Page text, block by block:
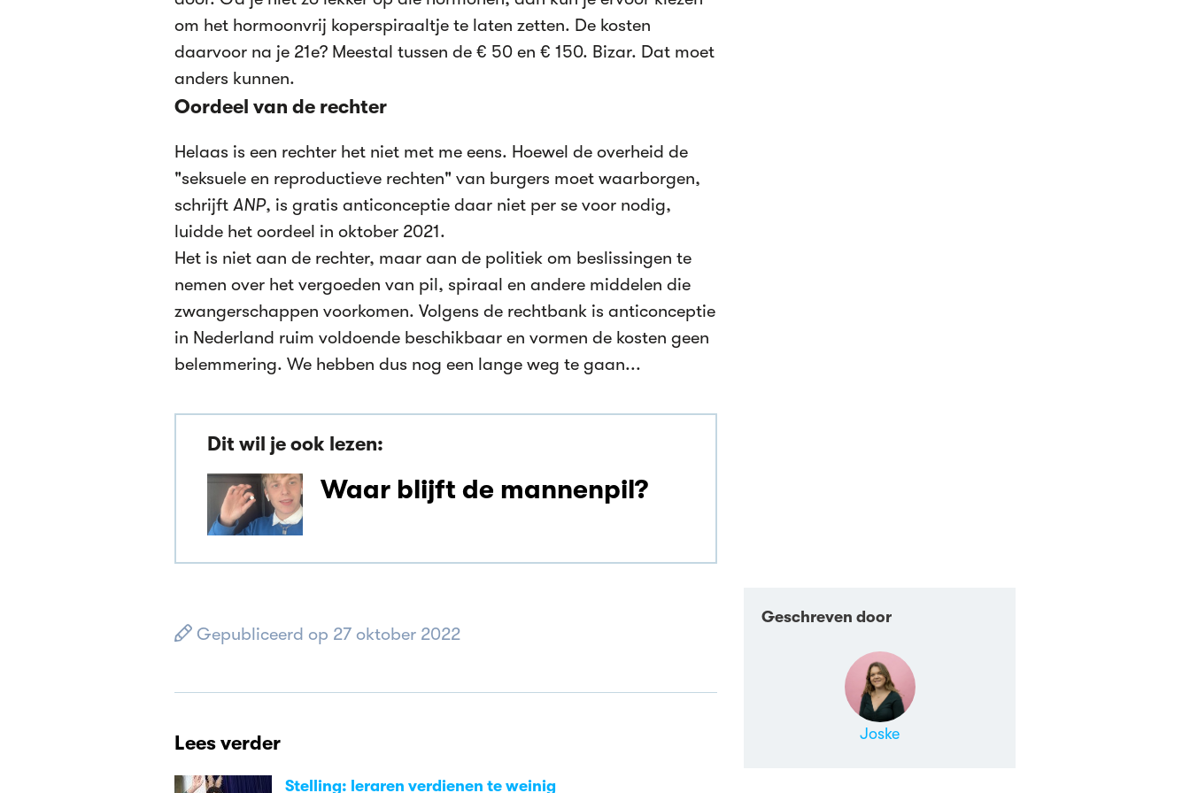
om het hormoonvrij koperspiraaltje te laten zetten. De kosten
daarvoor na je 21e? Meestal tussen de € 50 en € 150. Bizar. Dat moet
anders kunnen.
Oordeel van de rechter
Helaas is een rechter het niet met me eens. Hoewel de overheid de
"seksuele en reproductieve rechten" van burgers moet waarborgen,
schrijft ANP, is gratis anticonceptie daar niet per se voor nodig,
luidde het oordeel in oktober 2021.
Het is niet aan de rechter, maar aan de politiek om beslissingen te
nemen over het vergoeden van pil, spiraal en andere middelen die
zwangerschappen voorkomen. Volgens de rechtbank is anticonceptie
in Nederland ruim voldoende beschikbaar en vormen de kosten geen
belemmering. We hebben dus nog een lange weg te gaan...
Dit wil je ook lezen:
Waar blijft de mannenpil?
Gepubliceerd op 27 oktober 2022
Lees verder
Stelling: leraren verdienen te weinig
Geschreven door
Joske